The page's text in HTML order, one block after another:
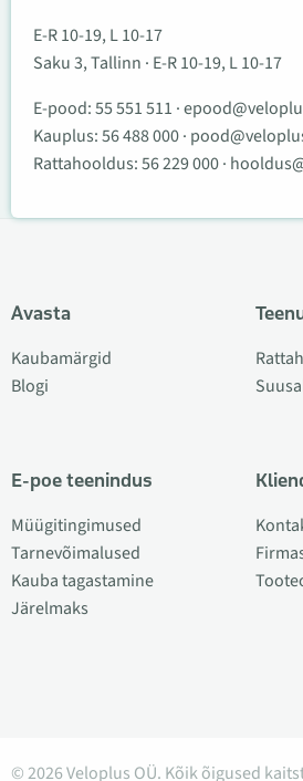
E-R 10-19, L 10-17
Saku 3, Tallinn · E-R 10-19, L 10-17
E-pood:55 551 511 ·
Kauplus:56 488 000·
Rattahooldus:56 229 000·
Avasta
Kaubamärgid
Blogi
E-poe teenindus
Müügitingimused
Tarnevõimalused
Kauba tagastamine
Järelmaks
© 2026 Veloplus OÜ. Kõik õigused